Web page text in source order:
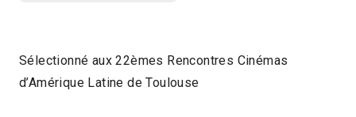
Sélectionné aux 22èmes Rencontres Cinémas
d’Amérique Latine de Toulouse